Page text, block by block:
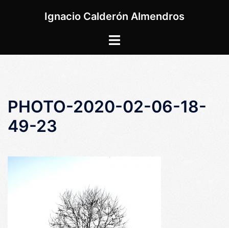
Ignacio Calderón Almendros
Alternar
PHOTO-2020-02-06-18-
49-23